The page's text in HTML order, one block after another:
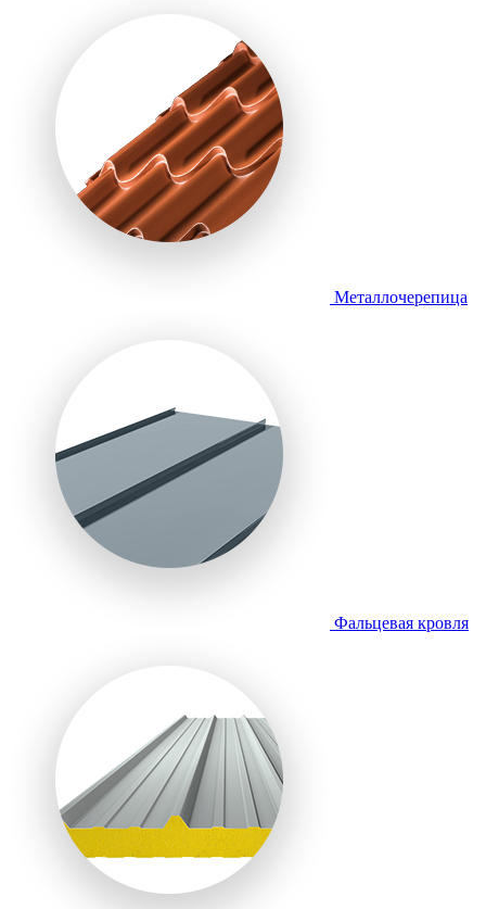
Металлочерепица
Фальцевая кровля